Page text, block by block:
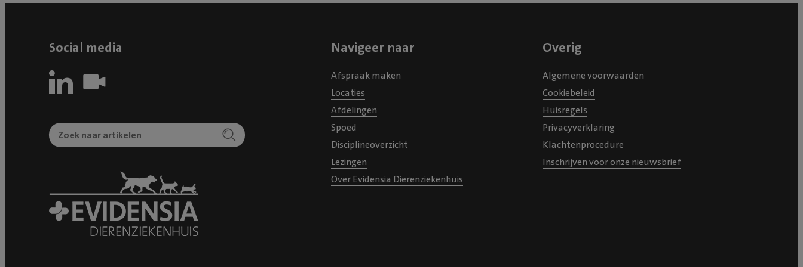
middag een foto van haar op (die ik
weer beter ging met haar. Ook kregen
we duidelijke informatie over de
kwaal, de behandeling en de kosten.
Een dag later kon ik haar weer
ophalen. Ze was heel erg opgeknapt!
De medicijnen kreeg ik gelijk mee. Alles
bij elkaar kostte het € 1.787,- maar
dat heb ik zeker voor mijn lieve hondje
over. Ik ben niet verzekerd maar de
Social media Navigeer naar
Afspraak maken
Locaties
Afdelingen
Spoed
Disciplineoverzicht
Lezingen
Over Evidensia Dierenziekenhuis
Overig
Algemene voorwaarden
Cookiebeleid
Huisregels
Privacyverklaring
Klachtenprocedure
Inschrijven voor onze nieuwsbrief